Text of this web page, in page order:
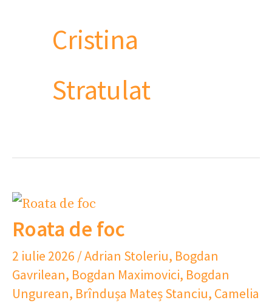
Cristina
Stratulat
Roata de foc
2 iulie 2026 /Adrian Stoleriu, Bogdan
Gavrilean, Bogdan Maximovici, Bogdan
Ungurean, Brîndușa Mateș Stanciu, Camelia